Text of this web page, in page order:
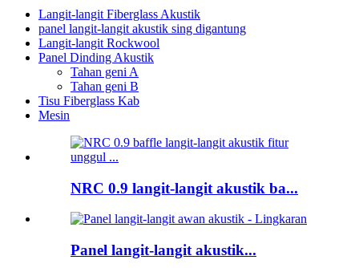
Langit-langit Fiberglass Akustik
panel langit-langit akustik sing digantung
Langit-langit Rockwool
Panel Dinding Akustik
Tahan geni A
Tahan geni B
Tisu Fiberglass Kab
Mesin
NRC 0.9 langit-langit akustik ba...
Panel langit-langit akustik...